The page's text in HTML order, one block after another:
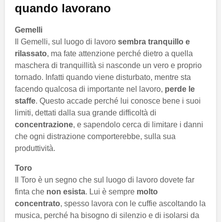
quando lavorano
Gemelli
Il Gemelli, sul luogo di lavoro sembra tranquillo e
rilassato, ma fate attenzione perché dietro a quella
maschera di tranquillità si nasconde un vero e proprio
tornado. Infatti quando viene disturbato, mentre sta
facendo qualcosa di importante nel lavoro, perde le
staffe. Questo accade perché lui conosce bene i suoi
limiti, dettati dalla sua grande difficoltà di
concentrazione, e sapendolo cerca di limitare i danni
che ogni distrazione comporterebbe, sulla sua
produttività.
Toro
Il Toro è un segno che sul luogo di lavoro dovete far
finta che non esista. Lui è sempre molto
concentrato, spesso lavora con le cuffie ascoltando la
musica, perché ha bisogno di silenzio e di isolarsi da